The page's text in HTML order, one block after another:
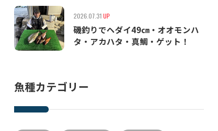
2026.07.31 UP
磯釣りでヘダイ49㎝・オオモンハ
タ・アカハタ・真鯛・ゲット！
魚種カテゴリー